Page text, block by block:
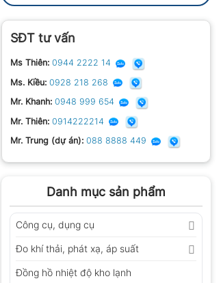
SĐT tư vấn
Ms Thiên: 0944 2222 14
Ms. Kiều: 0928 218 268
Mr. Khanh: 0948 999 654
Mr. Thiên: 0914222214
Mr. Trung (dự án): 088 8888 449
Danh mục sản phẩm
Công cụ, dụng cụ
Đo khí thải, phát xạ, áp suất
Đồng hồ nhiệt độ kho lạnh